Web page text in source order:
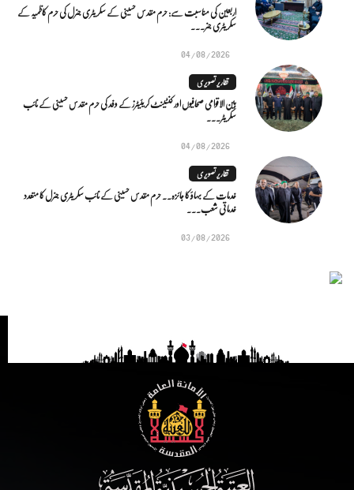
اربعین کی مناسبت سے: حرم مقدس حسینی کے سکریٹری جنرل کی حرم کاظمیہ کے
سکریٹری جنر...
04/08/2026
تقاریر تصویری
بین الاقوامی صحافیوں اور کنٹینٹ کریئیٹرز کے وفد کی حرم مقدس حسینی کے نائب
سکریٹر...
04/08/2026
تقاریر تصویری
خدمات کے بہاؤ کا جائزہ.. حرم مقدس حسینی کے نائب سکریٹری جنرل کا متعدد
خدماتی شعب...
03/08/2026